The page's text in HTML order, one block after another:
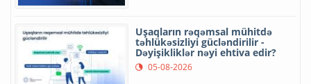
Uşaqların rəqəmsal mühitdə
təhlükəsizliyi gücləndirilir -
Dəyişikliklər nəyi ehtiva edir?
05-08-2026